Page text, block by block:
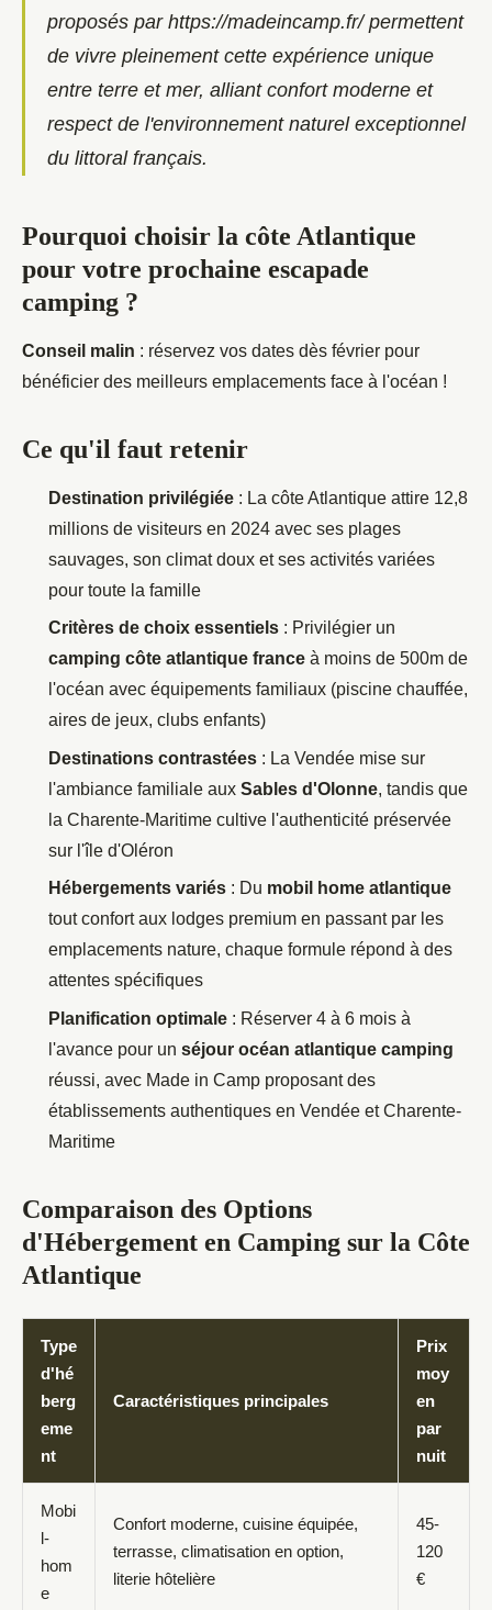
proposés par https://madeincamp.fr/permettent
de vivre pleinement cette expérience unique
entre terre et mer, alliant confort moderne et
respect de l'environnement naturel exceptionnel
du littoral français.
Pourquoi choisir la côte Atlantique
pour votre prochaine escapade
camping ?
Conseil malin : réservez vos dates dès février pour
bénéficier des meilleurs emplacements face à l'océan !
Ce qu'il faut retenir
Destination privilégiée : La côte Atlantique attire 12,8
millions de visiteurs en 2024 avec ses plages
sauvages, son climat doux et ses activités variées
pour toute la famille
Critères de choix essentiels : Privilégier un
camping côte atlantique france à moins de 500m de
l'océan avec équipements familiaux (piscine chauffée,
aires de jeux, clubs enfants)
Destinations contrastées : La Vendée mise sur
l'ambiance familiale aux Sables d'Olonne, tandis que
la Charente-Maritime cultive l'authenticité préservée
sur l'île d'Oléron
Hébergements variés : Du mobil home atlantique
tout confort aux lodges premium en passant par les
emplacements nature, chaque formule répond à des
attentes spécifiques
Planification optimale : Réserver 4 à 6 mois à
l'avance pour un séjour océan atlantique camping
réussi, avec Made in Camp proposant des
établissements authentiques en Vendée et Charente-
Maritime
Comparaison des Options
d'Hébergement en Camping sur la Côte
Atlantique
Type
d'hé
berg
eme
nt
Caractéristiques principales
Prix
moy
en
par
nuit
Mobi
l-
hom
e
Confort moderne, cuisine équipée,
terrasse, climatisation en option,
literie hôtelière
45-
120
€